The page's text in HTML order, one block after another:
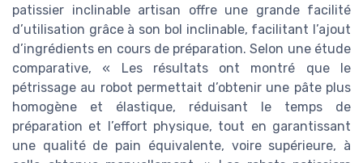
patissier inclinable artisan offre une grande facilité
d’utilisation grâce à son bol inclinable, facilitant l’ajout
d’ingrédients en cours de préparation. Selon une étude
comparative, « Les résultats ont montré que le
pétrissage au robot permettait d’obtenir une pâte plus
homogène et élastique, réduisant le temps de
préparation et l’effort physique, tout en garantissant
une qualité de pain équivalente, voire supérieure, à